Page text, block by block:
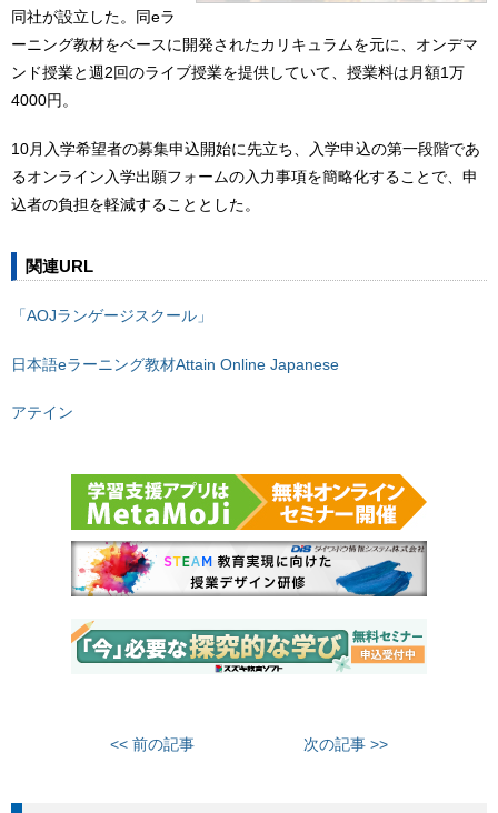
同社が設立した。同eラ
ーニング教材をベースに開発されたカリキュラムを元に、オンデマ
ンド授業と週2回のライブ授業を提供していて、授業料は月額1万
4000円。
10月入学希望者の募集申込開始に先立ち、入学申込の第一段階であ
るオンライン入学出願フォームの入力事項を簡略化することで、申
込者の負担を軽減することとした。
関連URL
「AOJランゲージスクール」
日本語eラーニング教材Attain Online Japanese
アテイン
<< 前の記事 次の記事 >>